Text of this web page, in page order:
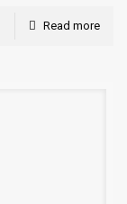
Read more